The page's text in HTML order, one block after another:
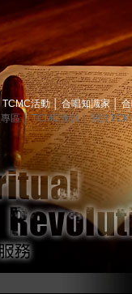
TCMC活動│ 合唱知識家│
專區│ TCMC會訊│ 關於